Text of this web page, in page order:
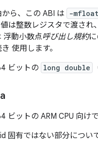
ら、この ABI は
-
値は整数レジスタで渡され
浮動小数点呼び出し規約
使用します。
ビットの long double
ビットの ARM CPU 向けで
固有ではない部分につい